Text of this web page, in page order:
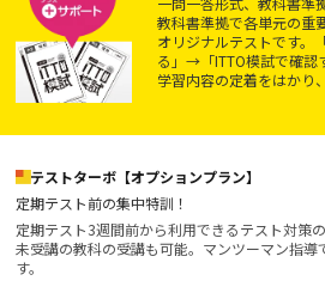
教科書準拠で各単元の重
オリジナルテストです。
る」→「ITTO模試で確認
学習内容の定着をはかり
テストターボ【オプションプラン】
定期テスト前の集中特訓！
定期テスト3週間前から利用できるテスト対策
未受講の教科の受講も可能。マンツーマン指
す。